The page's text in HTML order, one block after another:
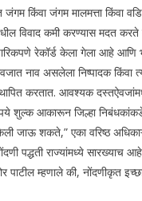
किंवा जंगम मालमत्ता किंवा
विवाद कमी करण्यास मदत
रेकॉर्ड केला गेला आहे आणि
नाव असलेला निष्पादक किंवा
करतात. आवश्यक
रुपये शुल्क आकारून जिल्हा
शकते,” एका वरिष्ठ
पद्धती राज्यांमध्ये
पाटील म्हणाले की, नोंदणीकृत